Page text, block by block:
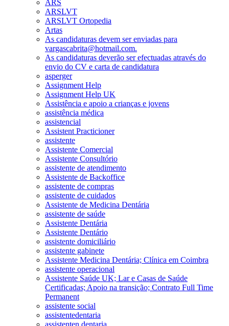
ARS
ARSLVT
ARSLVT Ortopedia
Artas
As candidaturas devem ser enviadas para
vargascabrita@hotmail.com.
As candidaturas deverão ser efectuadas através do
envio do CV e carta de candidatura
asperger
Assignment Help
Assignment Help UK
Assistência e apoio a crianças e jovens
assistência médica
assistencial
Assistent Practicioner
assistente
Assistente Comercial
Assistente Consultório
assistente de atendimento
Assistente de Backoffice
assistente de compras
assistente de cuidados
Assistente de Medicina Dentária
assistente de saúde
Assistente Dentária
Assistente Dentário
assistente domiciliário
assistente gabinete
Assistente Medicina Dentária; Clínica em Coimbra
assistente operacional
Assistente Saúde UK; Lar e Casas de Saúde
Certificadas; Apoio na transição; Contrato Full Time
Permanent
assistente social
assistentedentaria
assistenten dentaria